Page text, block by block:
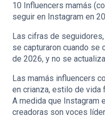
10 Influencers mamás
seguir en Instagram en
Las cifras de
se capturaron cuando se
de 2026, y no se
Las mamás influencers
en crianza, estilo de
A medida que Instagram
creadoras son voces